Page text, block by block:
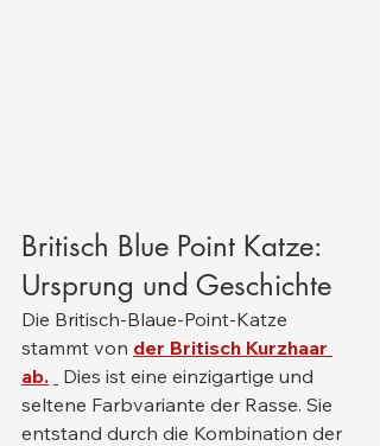
Britisch Blue Point Katze:
Ursprung und Geschichte
Die Britisch-Blaue-Point-Katze
stammt von der Britisch Kurzhaar
ab.
Dies ist eine einzigartige und
seltene Farbvariante der Rasse. Sie
entstand durch die Kombination der